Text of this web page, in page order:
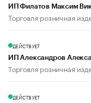
ИП Филатов Максим
Торговля розничная
ДЕЙСТВУЕТ
ИП Александров
Торговля розничная
ДЕЙСТВУЕТ